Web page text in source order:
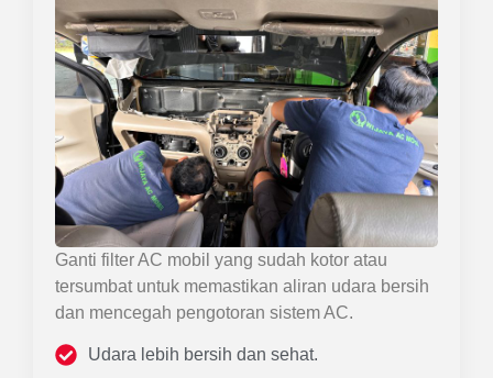
Ganti filter AC mobil yang sudah kotor atau
tersumbat untuk memastikan aliran udara bersih
dan mencegah pengotoran sistem AC.
Udara lebih bersih dan sehat.